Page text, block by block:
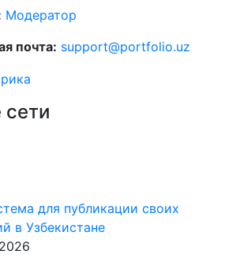
Модератор
почта: support@portfolio.uz